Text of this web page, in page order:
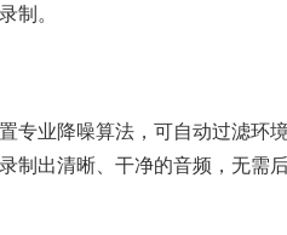
制。
专业降噪算法，可自动过滤环
制出清晰、干净的音频，无需